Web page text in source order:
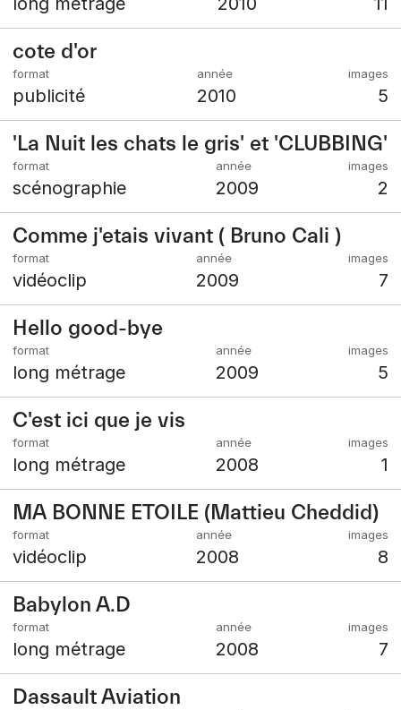
cote d'or
publicité 2010 5
'La Nuit les chats le gris' et 'CLUBBING'
scénographie 2009 2
Comme j'etais vivant ( Bruno Cali )
vidéoclip 2009 7
Hello good-bye
long métrage 2009 5
C'est ici que je vis
long métrage 2008 1
MA BONNE ETOILE (Mattieu Cheddid)
vidéoclip 2008 8
Babylon A.D
long métrage 2008 7
Dassault Aviation